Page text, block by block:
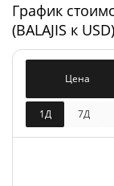
Рыночная
График
(BALAJIS к USD)
Цена
1Д 7Д